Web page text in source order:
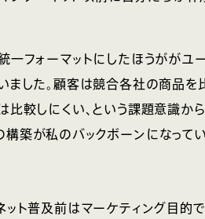
一フォーマットにしたほうがが
ました。顧客は競合各社の商品を
比較しにくい、という課題意識か
築が私のバックボーンになってい
ット普及前はマーケティング目的